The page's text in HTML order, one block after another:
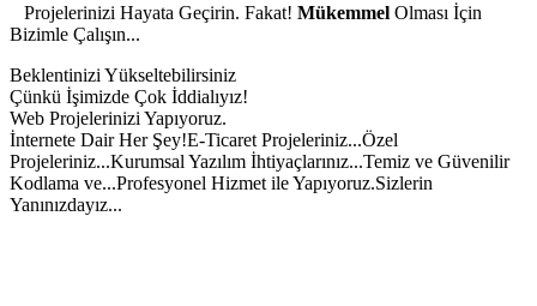
Projelerinizi Hayata Geçirin. Fakat! Mükemmel Olması İçin
Bizimle Çalışın...
Beklentinizi Yükseltebilirsiniz
Çünkü İşimizde Çok İddialıyız!
Web Projelerinizi Yapıyoruz.
İnternete Dair Her Şey!E-Ticaret Projeleriniz...Özel
Projeleriniz...Kurumsal Yazılım İhtiyaçlarınız...Temiz ve Güvenilir
Kodlama ve...Profesyonel Hizmet ile Yapıyoruz.Sizlerin
Yanınızdayız...